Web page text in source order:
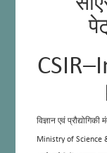
विज्ञान एवं प्रौद्योगिकी
Ministry of Science